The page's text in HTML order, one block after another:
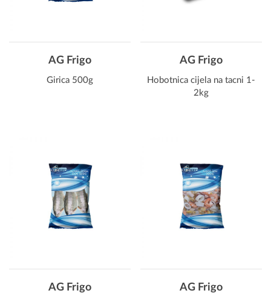
AG Frigo
Girica 500g
AG Frigo
Hobotnica cijela na tacni 1-
2kg
AG Frigo AG Frigo